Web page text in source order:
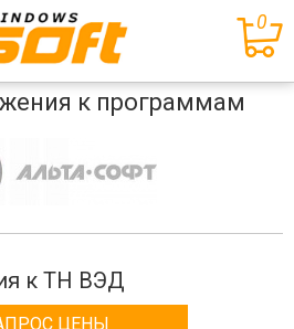
0
к программам
к ТН ВЭД
ЦЕНЫ